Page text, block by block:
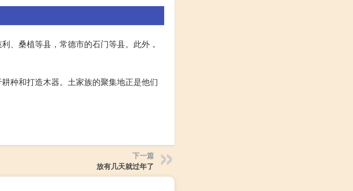
、桑植等县，常德市的石门等县。此外，
种和打造木器。土家族的聚集地正是他们
下一篇
放有几天就过年了